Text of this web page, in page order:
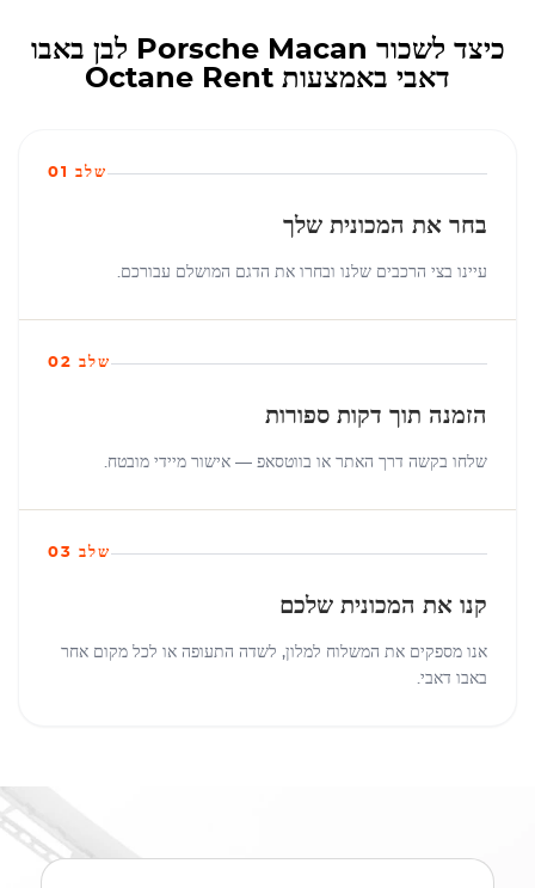
כיצד לשכור Porsche Macan לבן באבו
דאבי באמצעות Octane Rent
שלב 01
בחר את המכונית שלך
עיינו בצי הרכבים שלנו ובחרו את הדגם המושלם עבורכם.
שלב 02
הזמנה תוך דקות ספורות
שלחו בקשה דרך האתר או בווטסאפ — אישור מיידי מובטח.
שלב 03
קנו את המכונית שלכם
אנו מספקים את המשלוח למלון, לשדה התעופה או לכל מקום אחר
באבו דאבי.